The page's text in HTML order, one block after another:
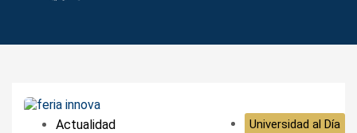
Actualidad Universidad al Día